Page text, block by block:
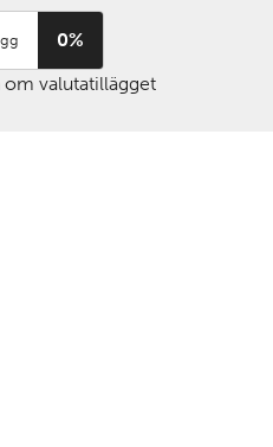
0%
valutatillägget